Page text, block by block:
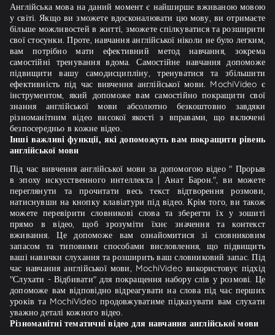
Англійська мова на даний момент є найширше вживаною мовою
у світі. Якщо ви зможете вдосконалювати цю мову, ви отримаєте
більше можливостей в житті, зможете спілкуватися та розширити
свої стосунки. Проте, навчання англійської ніколи не було легким,
вам потрібно мати ефективний метод навчання, зокрема
самостійні тренування вдома. Самостійне навчання допоможе
підвищити вашу самодисципліну, тренуватися та збільшити
ефективність під час вивчення англійської мови. MochiVideo є
інструментом, який допоможе вам самостійно покращити свої
знання англійської мови абсолютно безкоштовно завдяки
різноманітним відео високої якості з вправами, що включені
безпосередньо в кожне відео.
Інші важливі функції, які допоможуть вам покращити рівень
англійської мови
Під час вивчення англійської мови за допомогою відео " Прорыв
в эпоху искусственного интеллекта | Анат Барон.", ви можете
переглянути та прочитати весь текст відтворення розмови,
натиснувши на кнопку клавіатури під відео. Крім того, ви також
можете перевірити словникові слова та зберегти їх у зошиті
прямо в відео, щоб зрозуміти їхнє значення та контекст
вживання. Це допоможе вам ознайомитися зі словниковим
запасом та типовими способами висловлення, що підвищить
ваші навички слухання та розширить ваш словниковий запас. Під
час навчання англійської мови, MochiVideo використовує підхід
"Слухати - Відбивати" для покращення набору слів у розмові. Це
допоможе вам відповідно відреагувати на слова під час перших
уроків та MochiVideo продовжуватиме підказувати вам слухати
уважно деталі кожного відео.
Різноманітні тематичні відео для навчання англійської мови